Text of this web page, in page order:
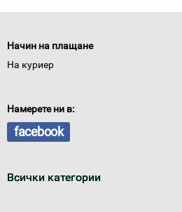
Начин на плащане
На куриер
Намерете ни в:
facebook
Всички категории